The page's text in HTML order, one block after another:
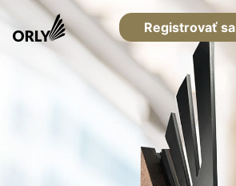
Registrovať sa